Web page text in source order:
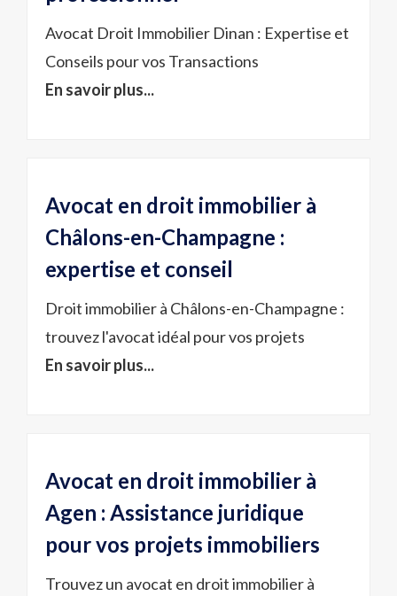
Avocat Droit Immobilier Dinan : Expertise et
Conseils pour vos Transactions
En savoir plus...
Avocat en droit immobilier à
Châlons-en-Champagne :
expertise et conseil
Droit immobilier à Châlons-en-Champagne :
trouvez l'avocat idéal pour vos projets
En savoir plus...
Avocat en droit immobilier à
Agen : Assistance juridique
pour vos projets immobiliers
Trouvez un avocat en droit immobilier à